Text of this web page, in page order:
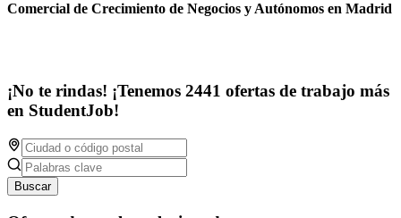
Comercial de Crecimiento de Negocios y Autónomos en Madrid
¡No te rindas! ¡Tenemos 2441 ofertas de trabajo más
en StudentJob!
Buscar